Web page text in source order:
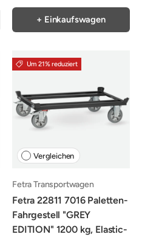
+ Einkaufswagen
Um 21% reduziert
Vergleichen
Fetra Transportwagen
Fetra 22811 7016 Paletten-
Fahrgestell "GREY
EDITION" 1200 kg, Elastic-